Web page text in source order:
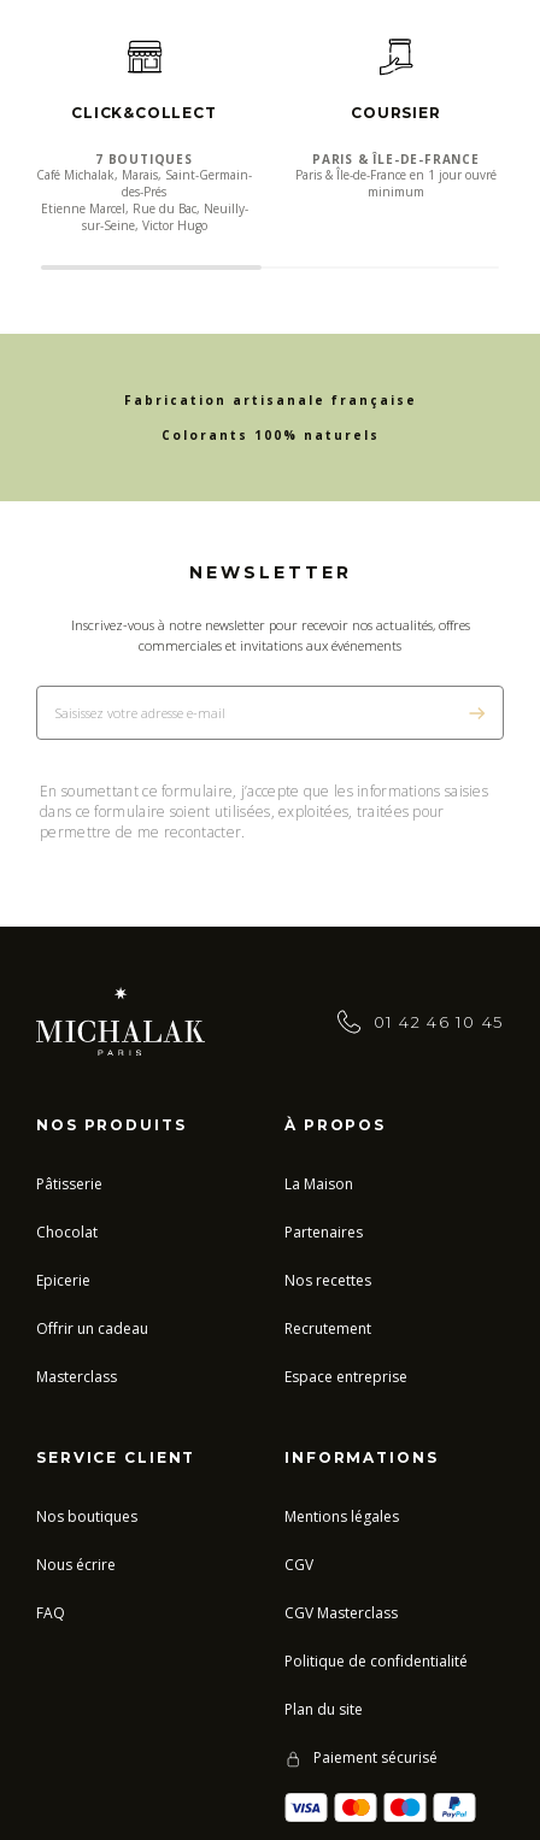
CLICK&COLLECT
7 BOUTIQUES
Café Michalak, Marais, Saint-Germain-
des-Prés
Etienne Marcel, Rue du Bac, Neuilly-
sur-Seine, Victor Hugo
COURSIER
PARIS & ÎLE-DE-FRANCE
Paris & Île-de-France en 1 jour ouvré
minimum
Fabrication artisanale française
Colorants 100% naturels
NEWSLETTER
Inscrivez-vous à notre newsletter pour recevoir nos actualités, offres
commerciales et invitations aux événements
En soumettant ce formulaire, j’accepte que les informations saisies
dans ce formulaire soient utilisées, exploitées, traitées pour
permettre de me recontacter.
01 42 46 10 45
NOS PRODUITS
Pâtisserie
Chocolat
Epicerie
Offrir un cadeau
Masterclass
À PROPOS
La Maison
Partenaires
Nos recettes
Recrutement
Espace entreprise
SERVICE CLIENT
Nos boutiques
Nous écrire
FAQ
INFORMATIONS
Mentions légales
CGV
CGV Masterclass
Politique de confidentialité
Plan du site
Paiement sécurisé